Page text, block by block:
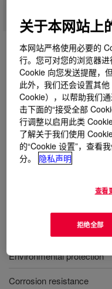
什么是DOWSIL™ 3-
低粘度、柔软、应力
Environmental protection
Corrosion resistance
关于本网站上
本网站严格使用必要的
行。您可对您的浏览器
Cookie 向您发送提醒，
此外，我们还会设置其
Cookie），以帮助我们
击下面的“接受全部
行调整以启用此类
了解关于我们使用
的“Cookie 设置”，查看
分。
隐私声明
查看
拒绝全部